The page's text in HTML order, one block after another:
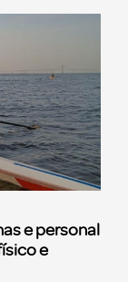
e personal
e